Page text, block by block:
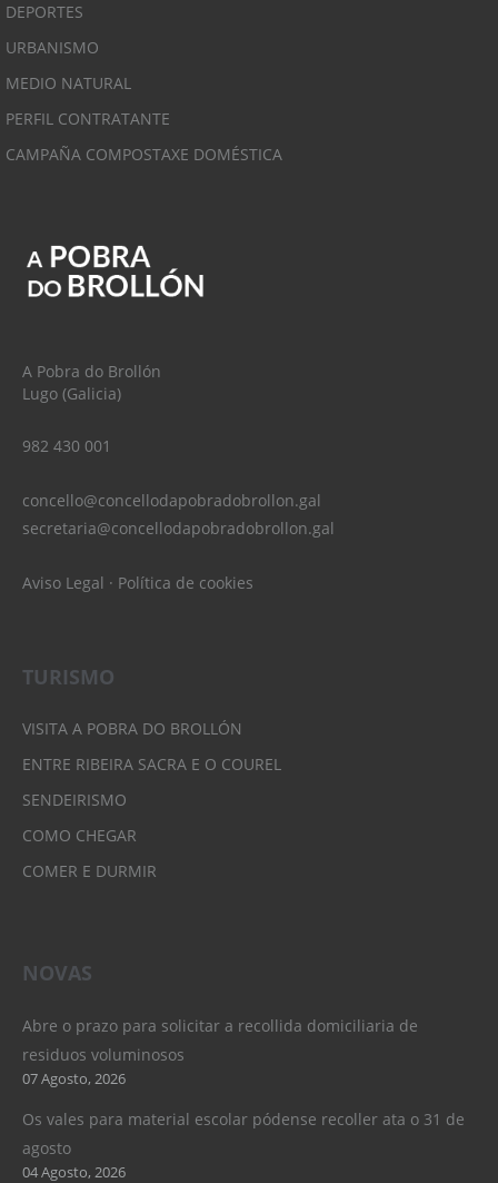
DEPORTES
URBANISMO
MEDIO NATURAL
PERFIL CONTRATANTE
CAMPAÑA COMPOSTAXE DOMÉSTICA
A Pobra do Brollón
Lugo (Galicia)
982 430 001
concello@concellodapobradobrollon.gal
secretaria@concellodapobradobrollon.gal
Aviso Legal · Política de cookies
TURISMO
VISITA A POBRA DO BROLLÓN
ENTRE RIBEIRA SACRA E O COUREL
SENDEIRISMO
COMO CHEGAR
COMER E DURMIR
NOVAS
Abre o prazo para solicitar a recollida domiciliaria de
residuos voluminosos
07 Agosto, 2026
Os vales para material escolar pódense recoller ata o 31 de
agosto
04 Agosto, 2026